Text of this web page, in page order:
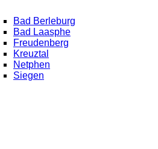
Bad Berleburg
Bad Laasphe
Freudenberg
Kreuztal
Netphen
Siegen